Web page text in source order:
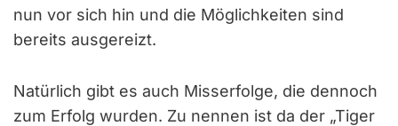
nun vor sich hin und die Möglichkeiten sind
bereits ausgereizt.
Natürlich gibt es auch Misserfolge, die dennoch
zum Erfolg wurden. Zu nennen ist da der „Tiger